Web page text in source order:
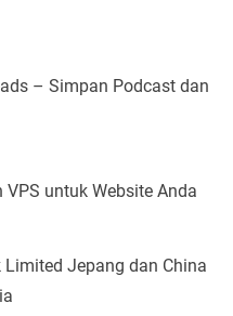
– Simpan Podcast dan
untuk Website Anda
Limited Jepang dan China